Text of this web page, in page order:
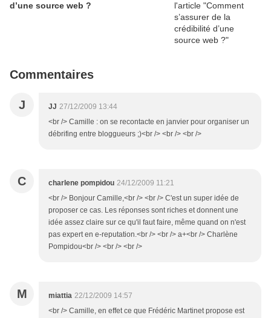
d’une source web ?
Commentaires
J JJ 27/12/2009 13:44
<br /> Camille : on se recontacte en janvier pour organiser un
débrifing entre bloggueurs ;)<br /> <br /> <br />
C charlene pompidou 24/12/2009 11:21
<br /> Bonjour Camille,<br /> <br /> C'est un super idée de
proposer ce cas. Les réponses sont riches et donnent une
idée assez claire sur ce qu'il faut faire, même quand on n'est
pas expert en e-reputation.<br /> <br /> a+<br /> Charlène
Pompidou<br /> <br /> <br />
M miattia 22/12/2009 14:57
<br /> Camille, en effet ce que Frédéric Martinet propose est